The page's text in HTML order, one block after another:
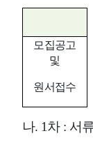
모집공고
및
원서접수
나. 1차 : 서